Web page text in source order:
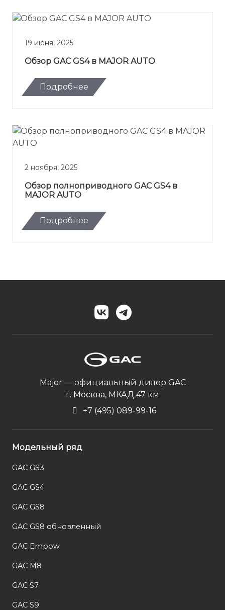
19 июня, 2025
Обзор GAC GS4 в MAJOR AUTO
Подробнее
2 ноября, 2025
Обзор полноприводного GAC GS4 в
MAJOR AUTO
Подробнее
Major — официальный дилер GAC
г. Москва, МКАД 47 км
+7 (495) 089-99-16
Модельный ряд
GAC GS3
GAC GS4
GAC GS8
GAC GS8 обновленный
GAC Empow
GAC M8
GAC S7
GAC S9